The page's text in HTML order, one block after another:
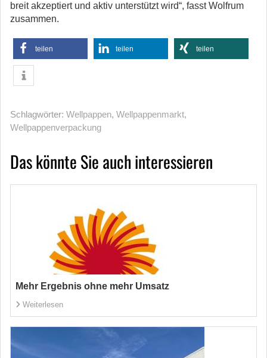
breit akzeptiert und aktiv unterstützt wird“, fasst Wolfrum
zusammen.
teilen teilen teilen
Schlagwörter: Wellpappen, Wellpappenmarkt,
Wellpappenverpackung
Das könnte Sie auch interessieren
Mehr Ergebnis ohne mehr Umsatz
Weiterlesen